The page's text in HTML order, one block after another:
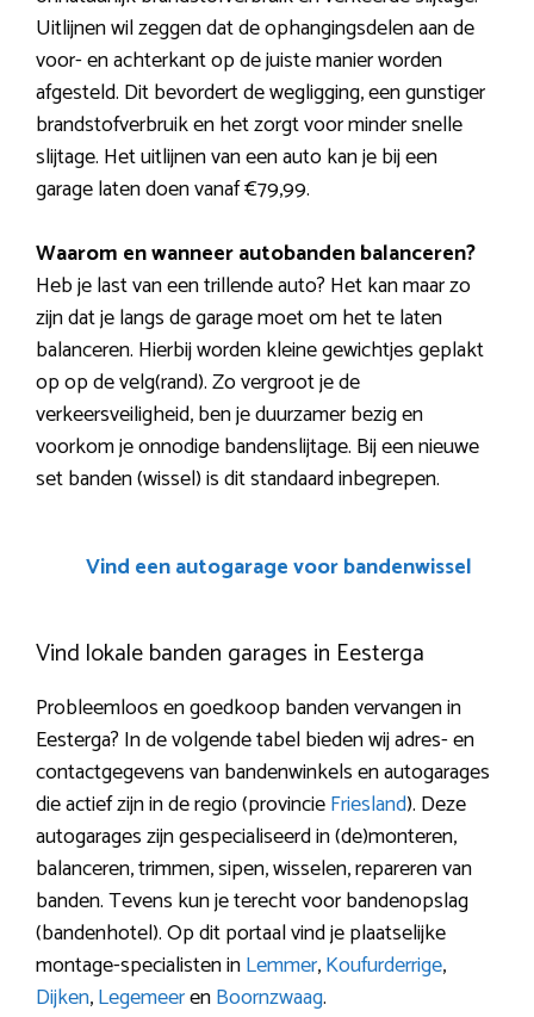
Uitlijnen wil zeggen dat de ophangingsdelen aan de
voor- en achterkant op de juiste manier worden
afgesteld. Dit bevordert de wegligging, een gunstiger
brandstofverbruik en het zorgt voor minder snelle
slijtage. Het uitlijnen van een auto kan je bij een
garage laten doen vanaf €79,99.
Waarom en wanneer autobanden balanceren?
Heb je last van een trillende auto? Het kan maar zo
zijn dat je langs de garage moet om het te laten
balanceren. Hierbij worden kleine gewichtjes geplakt
op op de velg(rand). Zo vergroot je de
verkeersveiligheid, ben je duurzamer bezig en
voorkom je onnodige bandenslijtage. Bij een nieuwe
set banden (wissel) is dit standaard inbegrepen.
Vind een autogarage voor bandenwissel
Vind lokale banden garages in Eesterga
Probleemloos en goedkoop banden vervangen in
Eesterga? In de volgende tabel bieden wij adres- en
contactgegevens van bandenwinkels en autogarages
die actief zijn in de regio (provincieFriesland). Deze
autogarages zijn gespecialiseerd in (de)monteren,
balanceren, trimmen, sipen, wisselen, repareren van
banden. Tevens kun je terecht voor bandenopslag
(bandenhotel). Op dit portaal vind je plaatselijke
montage-specialisten inLemmer,Koufurderrige,
Dijken,LegemeerenBoornzwaag.